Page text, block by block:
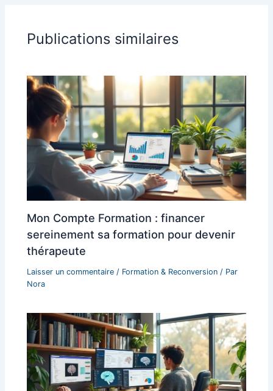
Publications similaires
Mon Compte Formation : financer
sereinement sa formation pour devenir
thérapeute
Laisser un commentaire / Formation & Reconversion / Par
Nora